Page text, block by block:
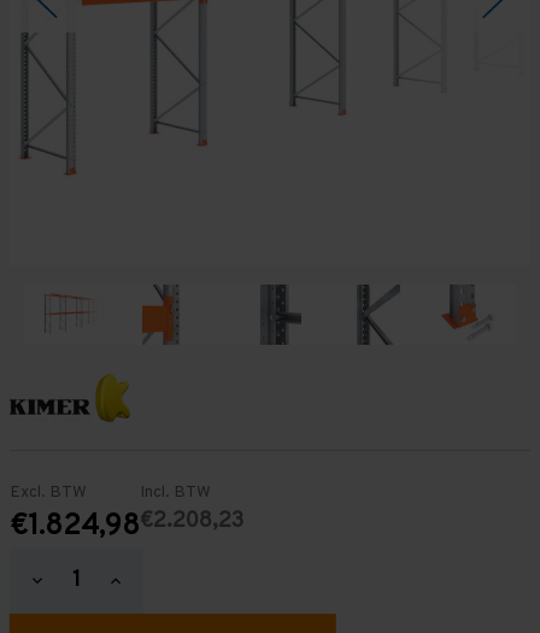
Excl. BTW
€1.824,98
Incl. BTW
€2.208,23
Hoeveelheid
verlagen
Hoeveelheid
verhogen